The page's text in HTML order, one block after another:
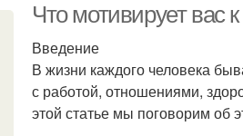
Что мотивирует вас
Введение
В жизни каждого человека
с работой, отношениями,
этой статье мы поговорим об